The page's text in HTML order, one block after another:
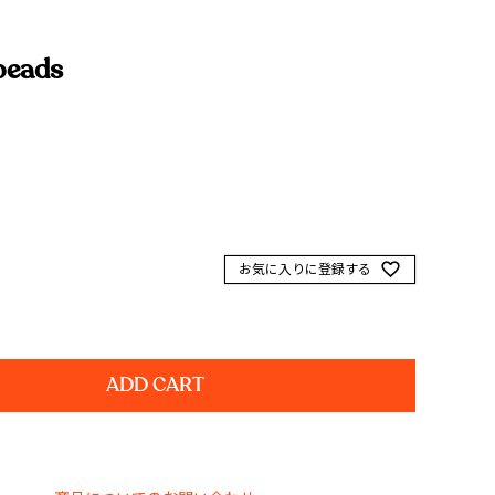
お気に入りに登録する
ADD CART